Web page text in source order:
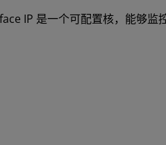
IP 是一个可配置核，能够监